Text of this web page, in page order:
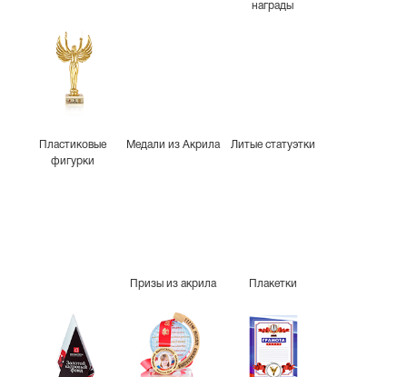
награды
Пластиковые
фигурки
Медали из Акрила Литые статуэтки
Призы из акрила Плакетки